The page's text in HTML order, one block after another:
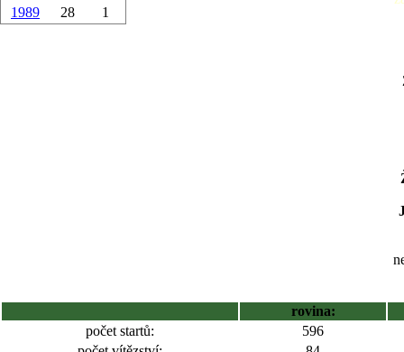
1989
28 1
rovina:
počet startů:
596